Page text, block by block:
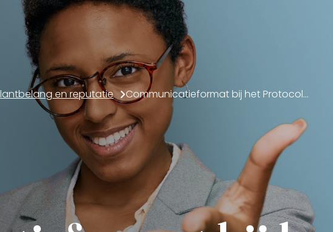
en reputatie Communicatieformat bij het Protocol Betalingsachterstanden